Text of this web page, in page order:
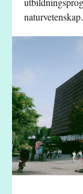
naturvetenskap.